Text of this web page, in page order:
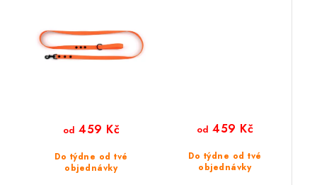
Do týdne od tvé
objednávky
od 459 Kč
Do týdne od tvé
objednávky
od 459 Kč